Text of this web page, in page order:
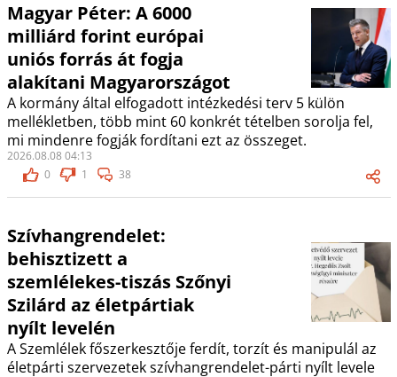
Magyar Péter: A 6000
milliárd forint európai
uniós forrás át fogja
alakítani Magyarországot
A kormány által elfogadott intézkedési terv 5 külön
mellékletben, több mint 60 konkrét tételben sorolja fel,
mi mindenre fogják fordítani ezt az összeget.
2026.08.08 04:13
0
1 38
Szívhangrendelet:
behisztizett a
szemlélekes-tiszás Szőnyi
Szilárd az életpártiak
nyílt levelén
A Szemlélek főszerkesztője ferdít, torzít és manipulál az
életpárti szervezetek szívhangrendelet-párti nyílt levele